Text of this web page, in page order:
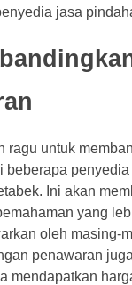
jasa
ragu untuk
beberapa
Ini akan
yang
oleh masing-
penawaran
mendapatkan